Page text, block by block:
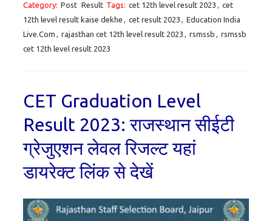
Category: Post Result Tags: cet 12th level result 2023 , cet
12th level result kaise dekhe , cet result 2023 , Education India
Live.Com , rajasthan cet 12th level result 2023 , rsmssb , rsmssb
cet 12th level result 2023
CET Graduation Level
Result 2023: राजस्थान सीईटी
ग्रेजुएशन लेवल रिजल्ट यहां
डायरेक्ट लिंक से देखें